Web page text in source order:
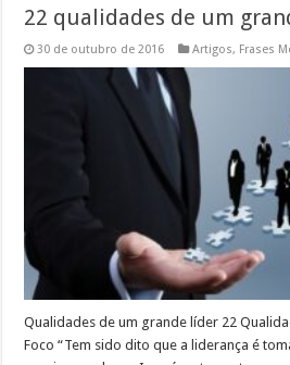
22 qualidades de um
30 de outubro de 2016 Artigos, Frases
Qualidades de um grande líder 22
Foco “Tem sido dito que a liderança é